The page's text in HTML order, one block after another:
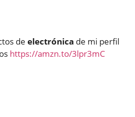
de electrónica de mi perfil
https://amzn.to/3lpr3mC